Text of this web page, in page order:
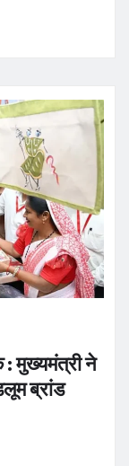
मुख्यमंत्री ने
ब्रांड